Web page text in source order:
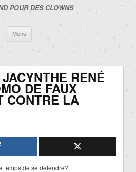
POUR DES CLOWNS
Menu
contenu
RENÉ
DE FAUX
CONTRE LA
temps de se défendre?